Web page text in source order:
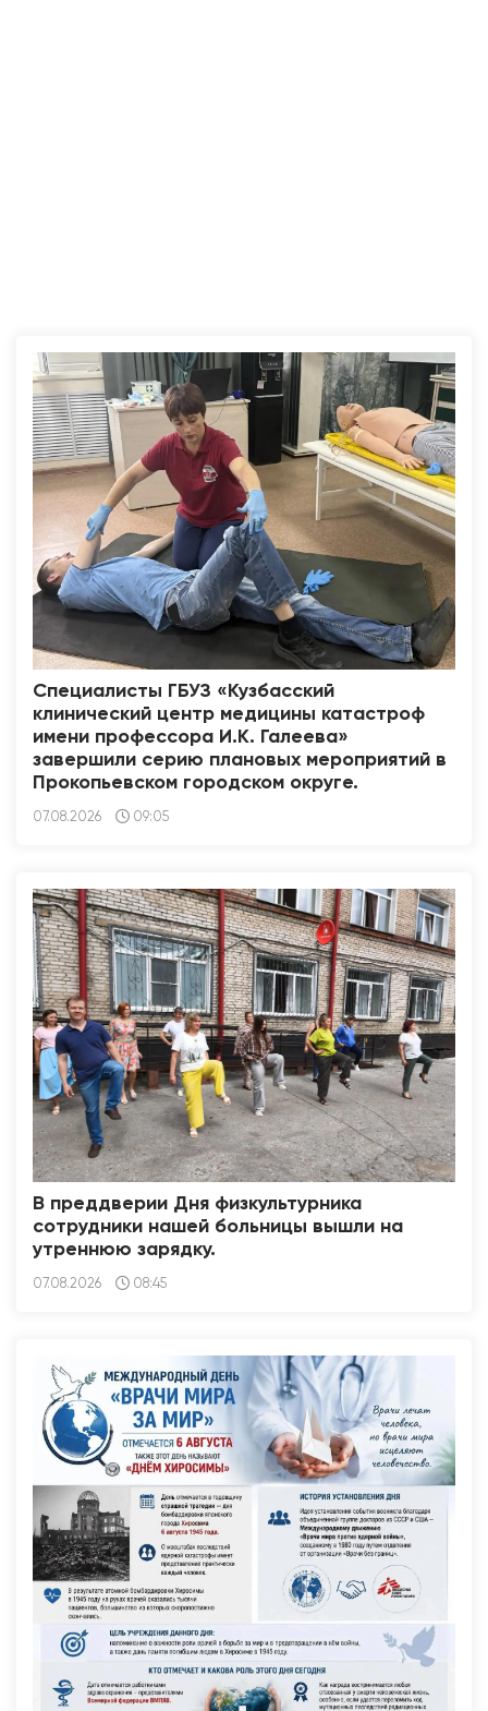
Специалисты ГБУЗ «Кузбасский
клинический центр медицины катастроф
имени профессора И.К. Галеева»
завершили серию плановых мероприятий в
Прокопьевском городском округе.
07.08.2026 09:05
В преддверии Дня физкультурника
сотрудники нашей больницы вышли на
утреннюю зарядку.
07.08.2026 08:45